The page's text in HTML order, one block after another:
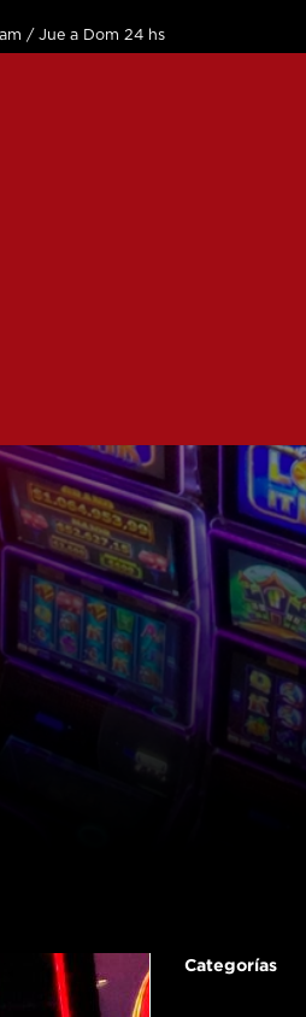
/ Jue a Dom 24 hs
Categorías